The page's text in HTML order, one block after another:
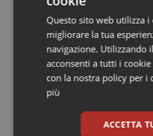
Tumore al seno
Tumore ovarico
Tumori del Polmone &
Tumori gastrointestinali
Ulcera & Reflusso
Potrebbe
Governo e
Questo sito web utilizza i
migliorare la tua
navigazione. Utilizzando
acconsenti a tutti i
con la nostra policy per i
più
ACCETTA